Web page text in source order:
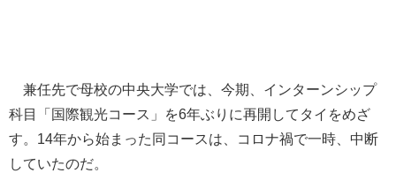
兼任先で母校の中央大学では、今期、インターンシップ
科目「国際観光コース」を6年ぶりに再開してタイをめざ
す。14年から始まった同コースは、コロナ禍で一時、中断
していたのだ。